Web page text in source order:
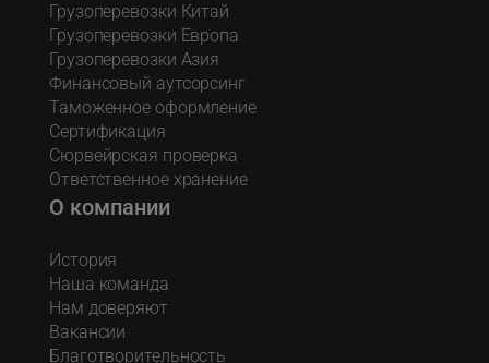
Грузоперевозки Китай
Грузоперевозки Европа
Грузоперевозки Азия
Финансовый аутсорсинг
Таможенное оформление
Сертификация
Сюрвейрская проверка
Ответственное хранение
О компании
История
Наша команда
Нам доверяют
Вакансии
Благотворительность